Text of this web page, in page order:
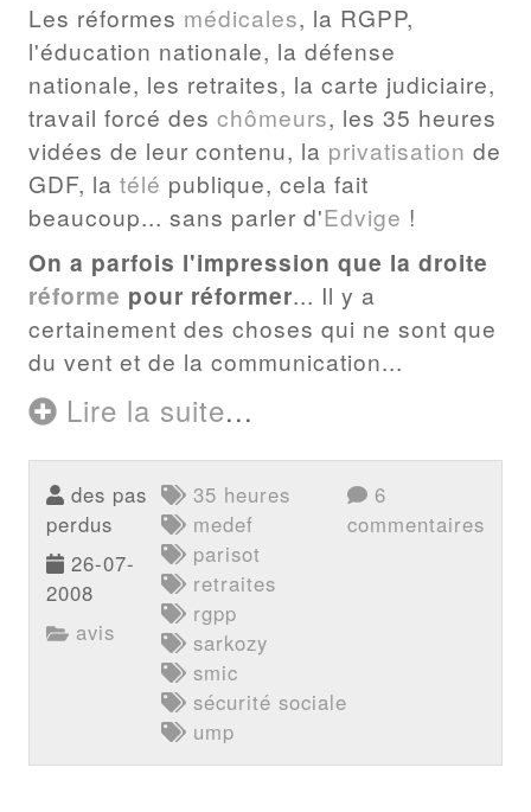
Les réformes médicales, la RGPP,
l'éducation nationale, la défense
nationale, les retraites, la carte judiciaire,
travail forcé des chômeurs, les 35 heures
vidées de leur contenu, la privatisation de
GDF, la télé publique, cela fait
beaucoup... sans parler d'Edvige !
On a parfois l'impression que la droite
réforme pour réformer... Il y a
certainement des choses qui ne sont que
du vent et de la communication...
Lire la suite...
des pas
perdus
26-07-
2008
avis
35 heures
medef
parisot
retraites
rgpp
sarkozy
smic
sécurité sociale
ump
6
commentaires